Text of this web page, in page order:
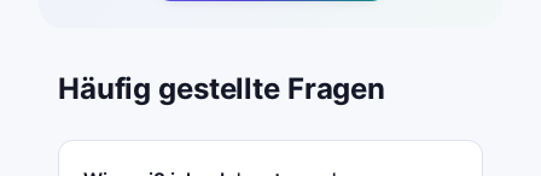
Häufig gestellte Fragen